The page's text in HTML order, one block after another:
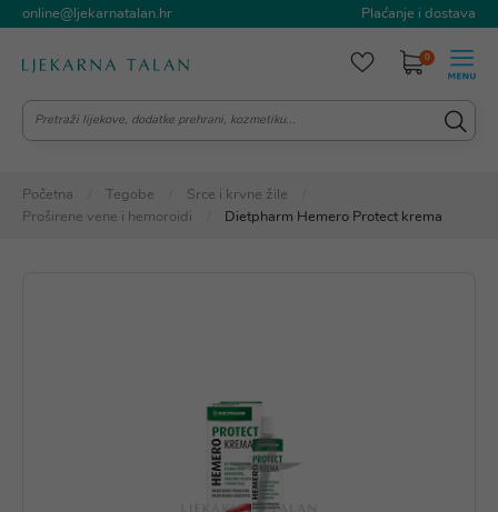
online@ljekarnatalan.hr Plaćanje i dostava
0
Početna Tegobe
Srce i krvne žile
Proširene vene i hemoroidi
Dietpharm Hemero Protect krema